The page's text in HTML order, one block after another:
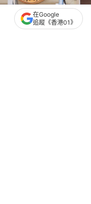
在Google
追蹤《香港01》